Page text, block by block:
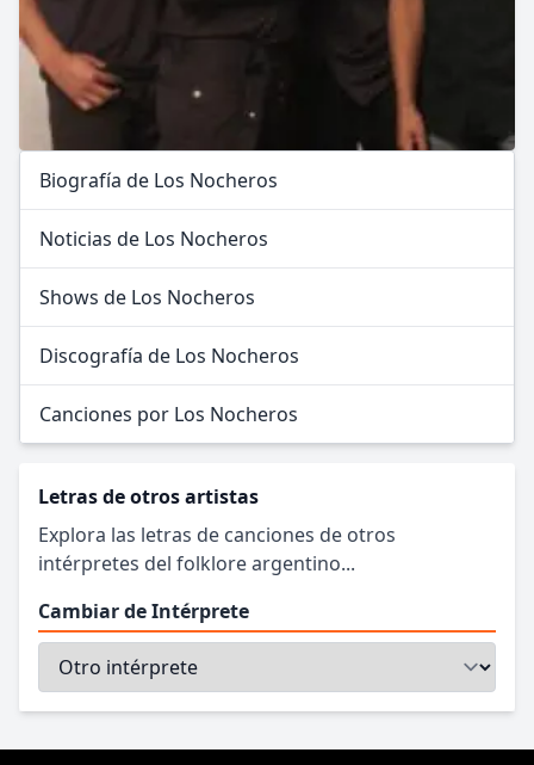
Biografía de Los Nocheros
Noticias de Los Nocheros
Shows de Los Nocheros
Discografía de Los Nocheros
Canciones por Los Nocheros
Letras de otros artistas
Explora las letras de canciones de otros
intérpretes del folklore argentino...
Cambiar de Intérprete